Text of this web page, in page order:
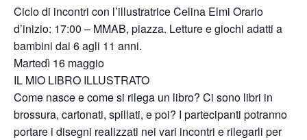
Ciclo di incontri con l’illustratrice Celina Elmi Orario
d’inizio: 17:00 – MMAB, piazza. Letture egiochi adatti a
bambini dai 6 agli 11 anni.
Martedì 16 maggio
IL MIO LIBRO ILLUSTRATO
Come nasce e come si rilega un libro? Ci sono libri in
brossura, cartonati, spillati, epoi? I partecipanti potranno
portare i disegni realizzati nei vari incontri e rilegarli per